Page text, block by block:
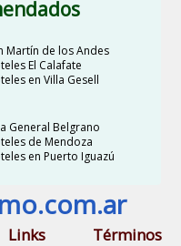
Martín de los Andes
El Calafate
en Villa Gesell
General Belgrano
de Mendoza
en Puerto Iguazú
Links Términos